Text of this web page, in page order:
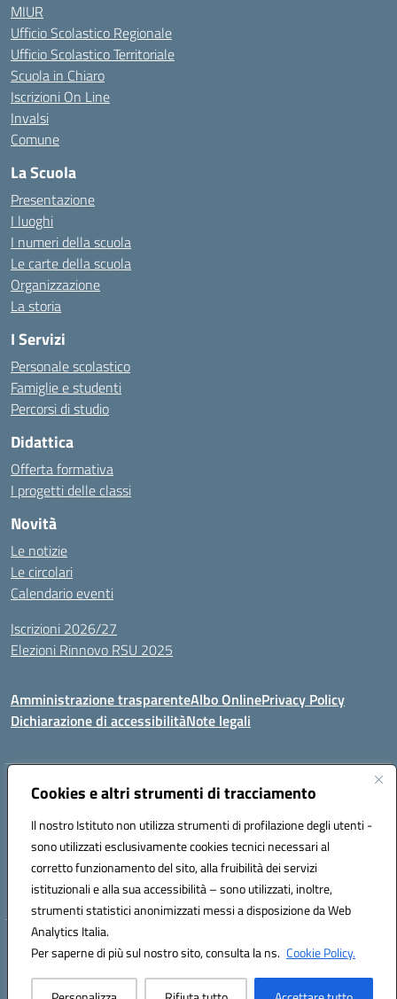
Cookies e altri strumenti di tracciamento
Il nostro Istituto non utilizza strumenti di profilazione degli utenti -
sono utilizzati esclusivamente cookies tecnici necessari al
corretto funzionamento del sito, alla fruibilità dei servizi
istituzionali e alla sua accessibilità – sono utilizzati, inoltre,
strumenti statistici anonimizzati messi a disposizione da Web
Analytics Italia.
Per saperne di più sul nostro sito, consulta la ns. Cookie Policy.
MIUR
Ufficio Scolastico Regionale
Ufficio Scolastico Territoriale
Scuola in Chiaro
Iscrizioni On Line
Invalsi
Comune
La Scuola
Presentazione
I luoghi
I numeri della scuola
Le carte della scuola
Organizzazione
La storia
I Servizi
Personale scolastico
Famiglie e studenti
Percorsi di studio
Didattica
Offerta formativa
I progetti delle classi
Novità
Le notizie
Le circolari
Calendario eventi
Iscrizioni 2026/27
Elezioni Rinnovo RSU 2025
Amministrazione trasparenteAlbo OnlinePrivacy Policy
Dichiarazione di accessibilitàNote legali
Indirizzo:Via Cadore 1, 60124 Ancona
Posta elettronica certificata (PEC):anic81100g@pec.istruzione.it
Codice fiscale: 93084410427
Codice meccanografico: anic81100g
Hosting & Powered by 3D Solution S.r.l.
Concept & Design by Designers Italia